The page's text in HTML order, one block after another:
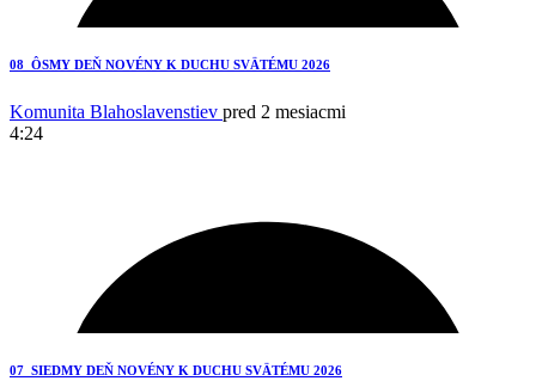
5
3
08_ÔSMY DEŇ NOVÉNY K DUCHU SVÄTÉMU 2026
Komunita Blahoslavenstiev pred 2 mesiacmi
4:24
07_SIEDMY DEŇ NOVÉNY K DUCHU SVÄTÉMU 2026